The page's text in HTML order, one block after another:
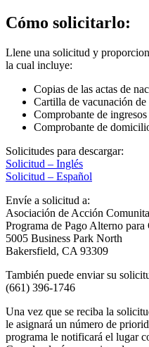
Cómo solicitarlo:
Llene una solicitud y
la cual incluye:
Copias de las actas de
Cartilla de vacunación de
Comprobante de
Comprobante de
Solicitudes para descargar:
Solicitud – Inglés
Solicitud – Español
Envíe a solicitud a:
Asociación de Acción
Programa de Pago Alterno
5005 Business Park North
Bakersfield, CA 93309
También puede enviar su
(661) 396-1746
Una vez que se reciba la
le asignará un número de
programa le notificará el lugar